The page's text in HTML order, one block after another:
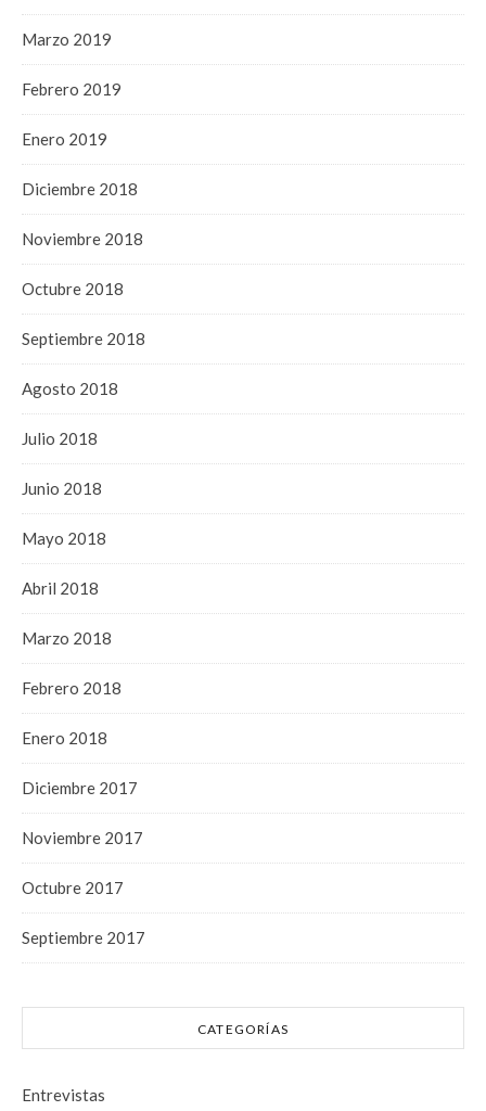
Marzo 2019
Febrero 2019
Enero 2019
Diciembre 2018
Noviembre 2018
Octubre 2018
Septiembre 2018
Agosto 2018
Julio 2018
Junio 2018
Mayo 2018
Abril 2018
Marzo 2018
Febrero 2018
Enero 2018
Diciembre 2017
Noviembre 2017
Octubre 2017
Septiembre 2017
CATEGORÍAS
Entrevistas